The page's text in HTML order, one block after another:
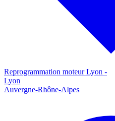
Reprogrammation moteurLyon -
Lyon
Auvergne-Rhône-Alpes